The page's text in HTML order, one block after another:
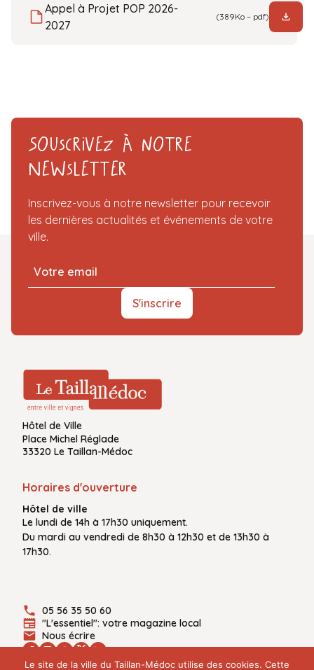
Appel à Projet POP 2026-
2027
(389Ko – pdf)
Souscrivez à notre
Newsletter
Inscrivez-vous à notre newsletter pour recevoir
les dernières actualités et événements de votre
ville.
S'inscrire
Hôtel de Ville
Place Michel Réglade
33320 Le Taillan-Médoc
Horaires d'ouverture
Hôtel de ville
Le lundi de 14h à 17h30 uniquement.
Du mardi au vendredi de 8h30 à 12h30 et de 13h30 à
17h30.
05 56 35 50 60
"L'essentiel": votre magazine local
Nous écrire
Le site de la ville du Taillan-Médoc utilise des cookies. Cette